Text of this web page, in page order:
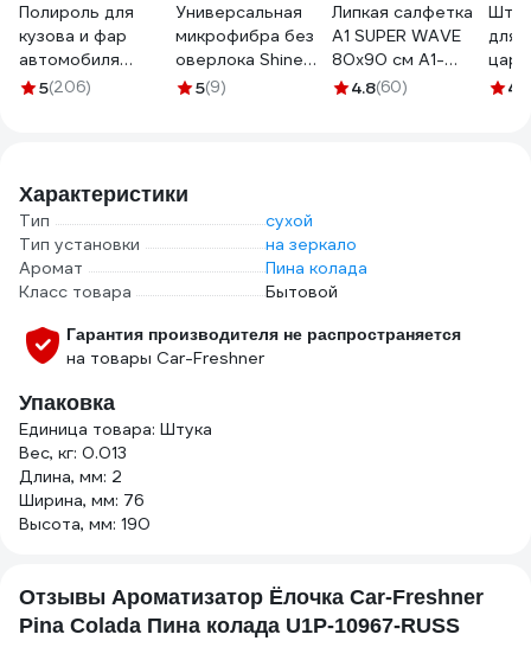
Полироль для
кузова и фар
автомобиля
WALNUT 100 г
5(206)
Универсальная
микрофибра без
оверлока Shine
systems edgeless
5(9)
Липкая салфетка
А1 SUPER WAVE
80x90 см А1-
50509SW
4.8(60)
для
Line4.9
Характеристики
Тип
сухой
Тип установки
на зеркало
Аромат
Пина колада
Класс товара
Бытовой
Гарантия производителя не распространяется
на товары Car-Freshner
Упаковка
Единица товара: Штука
Вес, кг: 0.013
Длина, мм: 2
Ширина, мм: 76
Высота, мм: 190
Отзывы Ароматизатор Ёлочка Car-Freshner
Pina Colada Пина колада U1P-10967-RUSS